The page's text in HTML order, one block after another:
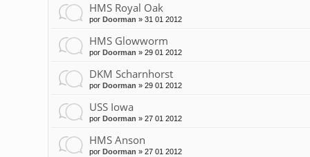
HMS Royal Oak
por Doorman » 31 01 2012
HMS Glowworm
por Doorman » 29 01 2012
DKM Scharnhorst
por Doorman » 29 01 2012
USS Iowa
por Doorman » 27 01 2012
HMS Anson
por Doorman » 27 01 2012